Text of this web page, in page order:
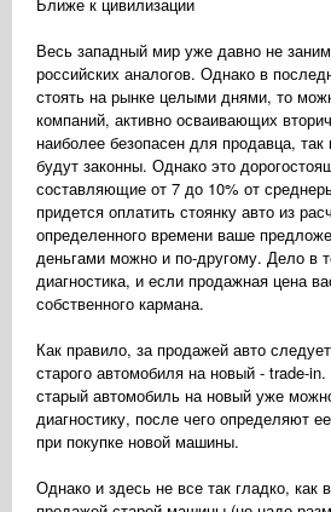
Весь западный мир уже давно не
российских аналогов. Однако в
стоять на рынке целыми днями, то
компаний, активно осваивающих
наиболее безопасен для продавца,
будут законны. Однако это
составляющие от 7 до 10% от
придется оплатить стоянку авто из
определенного времени ваше
деньгами можно и по-другому. Дело в
диагностика, и если продажная цена
собственного кармана.
Как правило, за продажей авто
старого автомобиля на новый - trade-
старый автомобиль на новый уже
диагностику, после чего определяют
при покупке новой машины.
Однако и здесь не все так гладко,